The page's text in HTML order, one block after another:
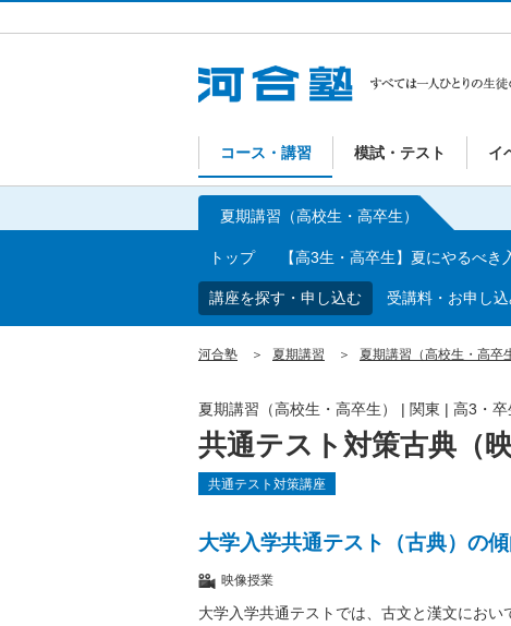
コース・講習 模試・テスト イ
夏期講習（高校生・高卒生）
トップ 【高3生・高卒生】夏にやるべき
講座を探す・申し込む 受講料・お申し
河合塾 夏期講習 夏期講習（高校生・高卒
共通テスト対策古典（映
夏期講習（高校生・高卒生） | 関東 | 高3・卒
共通テスト対策講座
大学入学共通テスト（古典）の
映像授業
大学入学共通テストでは、古文と漢文にお